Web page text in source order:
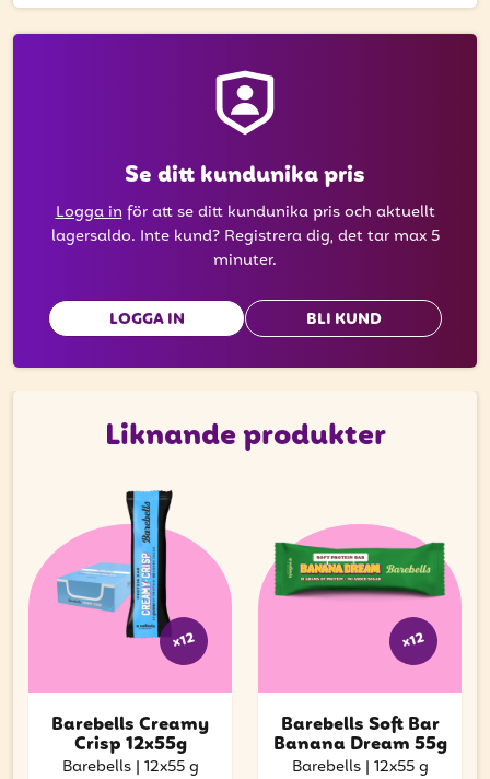
Ange din e-postadress nedan för att ta del av våra
PRENUMERERA
Se ditt kundunika pris
Logga inför att se ditt kundunika pris och aktuellt
lagersaldo. Inte kund? Registrera dig, det tar max 5
minuter.
LOGGA IN BLI KUND
Liknande produkter
x12
Barebells Creamy
Crisp 12x55g
Barebells | 12x55 g
x12
Barebells Soft Bar
Banana Dream 55g
Barebells | 12x55 g